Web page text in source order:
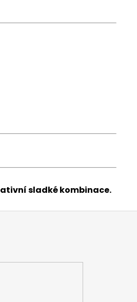
sladké kombinace.